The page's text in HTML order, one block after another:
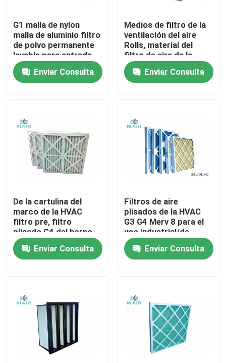
Hogar
Sobre nosotros
Viaje de la fábrica
Control de calidad
Éntrenos en contacto con
Pida una cita
filtros de aire del bolso
Filtros de aire de la HVAC
filtro de aire del hepa
G1 malla de nylon
malla de aluminio filtro
de polvo permanente
lavable para entrada
de aire fresco
Enviar Consulta
Medios de filtro de la
ventilación del aire
Rolls, material del
filtro de aire de la
fibra sintética G2 G3
G4
Enviar Consulta
De la cartulina del
marco de la HVAC
filtro pre, filtro
plisado G4 del horno
de la HVAC del panel
Enviar Consulta
Filtros de aire
plisados de la HVAC
G3 G4 Merv 8 para el
uso industrial/de
Commerical
Enviar Consulta